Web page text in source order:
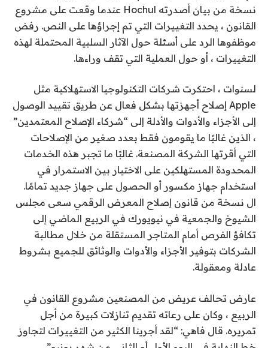
نسخة من بيان أصدرته Hochul عندما وقعت على مشروع
القانون ، يحدد التغييرات التي تم إجراؤها على النص. رفض
موظفوها الرد على أسئلة حول الآثار السلبية المحتملة لهذه
التغييرات ، أو حول العملية التي تقف وراءها.
لسنوات ، احتكرت شركات التكنولوجيا الاستهلاكية مثل
Apple إصلاح أجهزتها بشكل فعال عن طريق تقييد الوصول
إلى الأجزاء والأدوات والأدلة إلى “شركاء الإصلاح المعتمدين”
، الذين غالبًا ما يقومون فقط بعدد صغير من الإصلاحات
التي أقرتها الشركة المصنعة. غالبًا ما تجبر هذه الخدمات
المحدودة المستهلكين على الاختيار بين الاستمرار في
استخدام جهاز مكسور أو الحصول على جهاز جديد تمامًا.
ال نسخة من قانون إصلاح المعرض الرقمي سعى مجلس
الشيوخ والجمعية في نيويورك في الربيع الماضي إلى
تكافؤ الفرص أمام المتاجر المستقلة من خلال مطالبة
الشركات بتوفير الأجزاء والأدوات والوثائق للجميع بشروط
عادلة ومعقولة.
عارض تحالف عريض من المصنعين مشروع القانون في
الربيع ، وكان على رعاته تقديم تنازلات كبيرة من أجل
تمريره. قال فاهي: “لقد أجرينا الكثير من التغييرات لتجاوز